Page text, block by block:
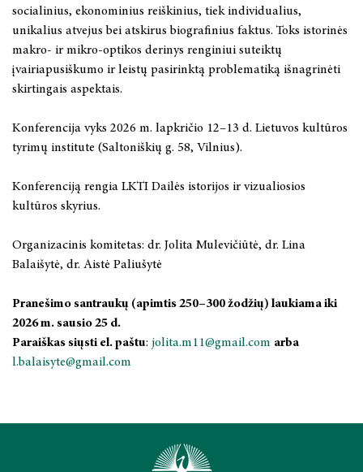
socialinius, ekonominius reiškinius, tiek individualius,
unikalius atvejus bei atskirus biografinius faktus. Toks istorinės
makro- ir mikro-optikos derinys renginiui suteiktų
įvairiapusiškumo ir leistų pasirinktą problematiką išnagrinėti
skirtingais aspektais.
Konferencija vyks 2026 m. lapkričio 12–13 d. Lietuvos kultūros
tyrimų institute (Saltoniškių g. 58, Vilnius).
Konferenciją rengia LKTI Dailės istorijos ir vizualiosios
kultūros skyrius.
Organizacinis komitetas: dr. Jolita Mulevičiūtė, dr. Lina
Balaišytė, dr. Aistė Paliušytė
Pranešimo santraukų (apimtis 250–300 žodžių) laukiama iki
2026 m. sausio 25 d.
Paraiškas siųsti el. paštu: jolita.m11@gmail.com arba
l.balaisyte@gmail.com